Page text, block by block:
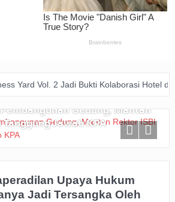
Vol. 2 Jadi Bukti Kolaborasi Hotel dan
Gedung, Mantan
Jawab KPA
Upaya Hukum
Jadi Tersangka Oleh